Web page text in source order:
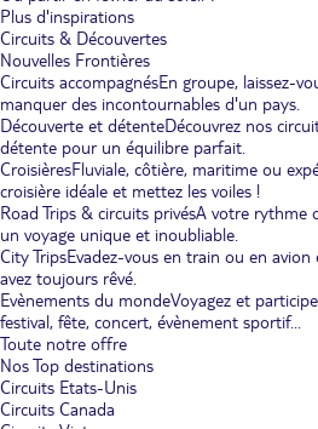
Plus d'inspirations
Circuits & Découvertes
Nouvelles Frontières
Circuits accompagnésEn groupe, laissez-
manquer des incontournables d'un pays.
Découverte et détenteDécouvrez nos
détente pour un équilibre parfait.
CroisièresFluviale, côtière, maritime ou
croisière idéale et mettez les voiles !
Road Trips & circuits privésA votre rythme
un voyage unique et inoubliable.
City TripsEvadez-vous en train ou en
avez toujours rêvé.
Evènements du mondeVoyagez et
festival, fête, concert, évènement sportif...
Toute notre offre
Nos Top destinations
Circuits Etats-Unis
Circuits Canada